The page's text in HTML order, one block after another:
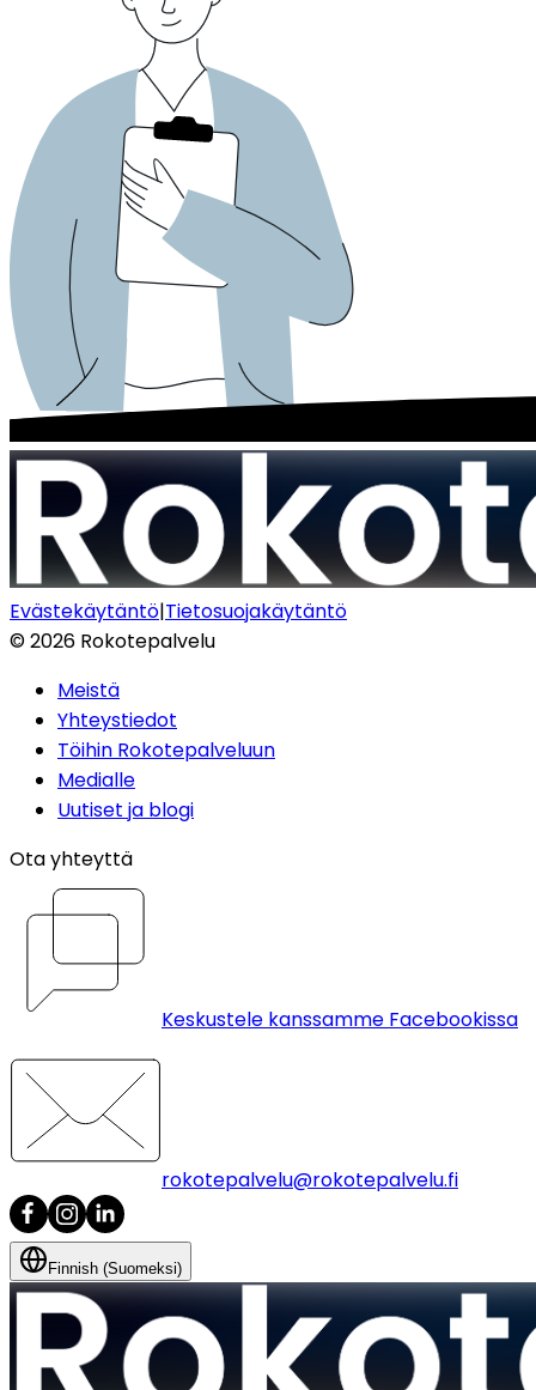
Evästekäytäntö|Tietosuojakäytäntö
©2026 Rokotepalvelu
Meistä
Yhteystiedot
Töihin Rokotepalveluun
Medialle
Uutiset ja blogi
Ota yhteyttä
Keskustele kanssamme Facebookissa
rokotepalvelu@rokotepalvelu.fi
Finnish (Suomeksi)